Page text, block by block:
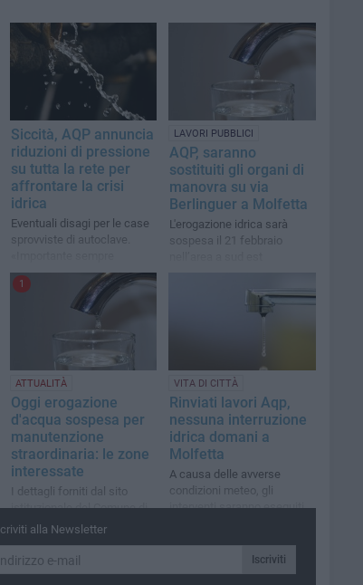
Siccità, AQP annuncia
riduzioni di pressione
su tutta la rete per
affrontare la crisi
idrica
Eventuali disagi per le case
sprovviste di autoclave.
razionalizzare i consumi»
LAVORI PUBBLICI
AQP, saranno
sostituiti gli organi di
manovra su via
Berlinguer a Molfetta
L'erogazione idrica sarà
sospesa il 21 febbraio
1
ATTUALITÀ
Oggi erogazione
d'acqua sospesa per
manutenzione
straordinaria: le zone
interessate
I dettagli forniti dal sito
istituzionale del Comune di
Molfetta
VITA DI CITTÀ
Rinviati lavori Aqp,
nessuna interruzione
idrica domani a
Molfetta
A causa delle avverse
condizioni meteo, gli
interventi saranno eseguiti
alla Newsletter
Iscriviti